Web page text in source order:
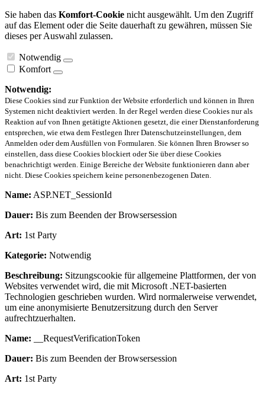
Sie haben das Komfort-Cookie nicht ausgewählt. Um den Zugriff
auf das Element oder die Seite dauerhaft zu gewähren, müssen Sie
dieses per Auswahl zulassen.
Notwendig
Komfort
Notwendig:
Diese Cookies sind zur Funktion der Website erforderlich und können in Ihren
Systemen nicht deaktiviert werden. In der Regel werden diese Cookies nur als
Reaktion auf von Ihnen getätigte Aktionen gesetzt, die einer Dienstanforderung
entsprechen, wie etwa dem Festlegen Ihrer Datenschutzeinstellungen, dem
Anmelden oder dem Ausfüllen von Formularen. Sie können Ihren Browser so
einstellen, dass diese Cookies blockiert oder Sie über diese Cookies
benachrichtigt werden. Einige Bereiche der Website funktionieren dann aber
nicht. Diese Cookies speichern keine personenbezogenen Daten.
Name: ASP.NET_SessionId
Dauer: Bis zum Beenden der Browsersession
Art: 1st Party
Kategorie: Notwendig
Beschreibung: Sitzungscookie für allgemeine Plattformen, der von
Websites verwendet wird, die mit Microsoft .NET-basierten
Technologien geschrieben wurden. Wird normalerweise verwendet,
um eine anonymisierte Benutzersitzung durch den Server
aufrechtzuerhalten.
Name: __RequestVerificationToken
Dauer: Bis zum Beenden der Browsersession
Art: 1st Party